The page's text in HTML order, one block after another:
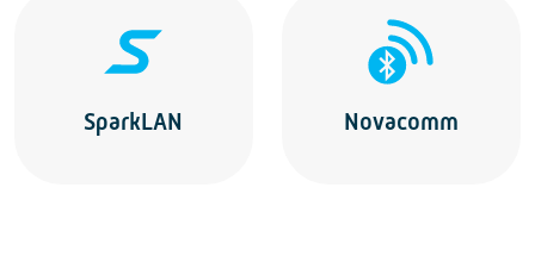
SparkLAN Novacomm